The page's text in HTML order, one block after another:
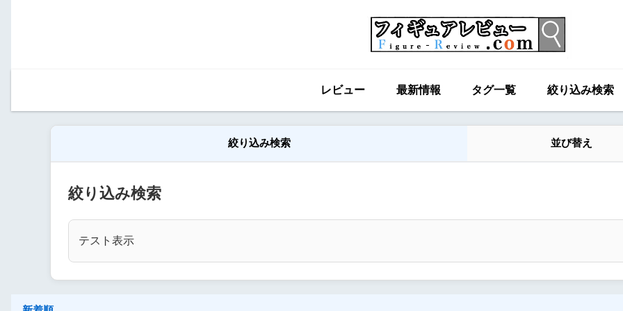
レビュー 最新情報 タグ一覧 絞り込み検索
絞り込み検索 並び替え
絞り込み検索
テスト表示